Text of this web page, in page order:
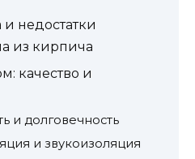
недостатки
из кирпича
качество и
и долговечность
и звукоизоляция